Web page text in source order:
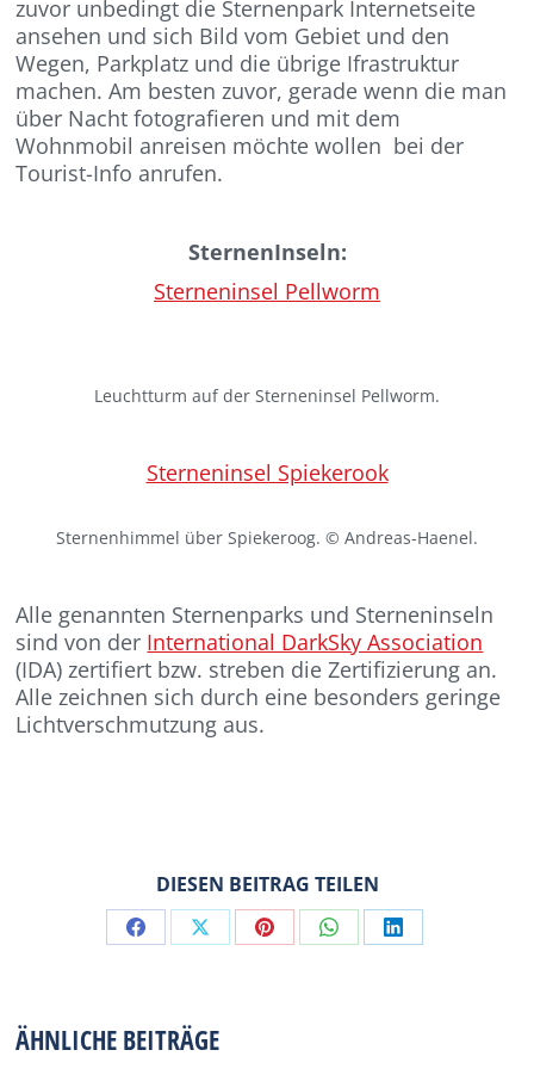
zuvor unbedingt die Sternenpark Internetseite
ansehen und sich Bild vom Gebiet und den
Wegen, Parkplatz und die übrige Ifrastruktur
machen. Am besten zuvor, gerade wenn die man
über Nacht fotografieren und mit dem
Wohnmobil anreisen möchte wollen bei der
Tourist-Info anrufen.
SternenInseln:
Sterneninsel Pellworm
Leuchtturm auf der Sterneninsel Pellworm.
Sterneninsel Spiekerook
Sternenhimmel über Spiekeroog. © Andreas-Haenel.
Alle genannten Sternenparks und Sterneninseln
sind von der International DarkSky Association
(IDA) zertifiert bzw. streben die Zertifizierung an.
Alle zeichnen sich durch eine besonders geringe
Lichtverschmutzung aus.
DIESEN BEITRAG TEILEN
Share Share Share Share Share
ÄHNLICHE BEITRÄGE